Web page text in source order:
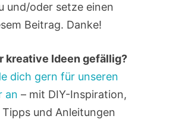
und/oder setze einen
Beitrag. Danke!
kreative Ideen gefällig?
dich gern für unseren
an – mit DIY-Inspiration,
und Anleitungen